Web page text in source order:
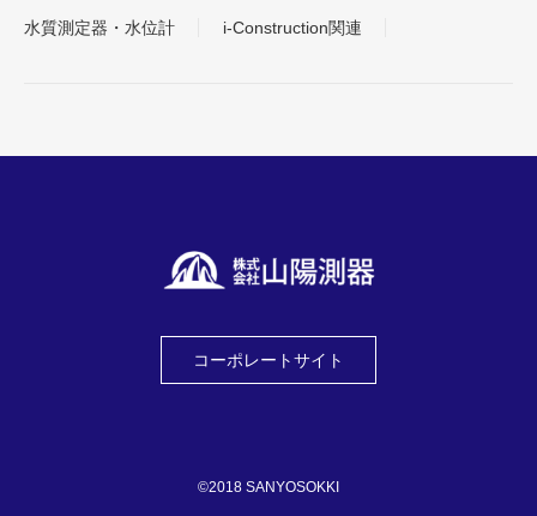
水質測定器・水位計
i-Construction関連
コーポレートサイト
©2018 SANYOSOKKI